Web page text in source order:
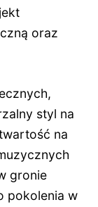
oraz
styl na
na
gronie
pokolenia w